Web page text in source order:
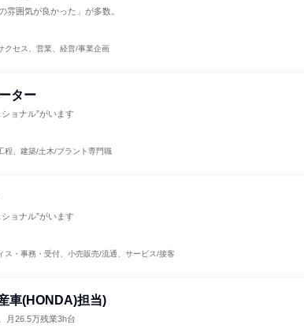
雰囲気が良かった」が多数。
クセス、営業、経営/事業企画
ター
ョナル”がいます
程、建築/土木/プラント専門職
ョナル”がいます
ス・事務・受付、小売販売/流通、サービス/接客
車(HONDA)担当)
月26.5万残業3h台